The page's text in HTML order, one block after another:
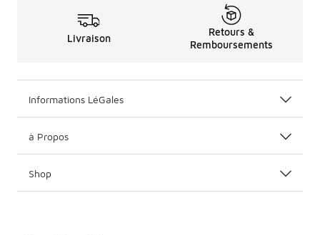
Livraison
Retours &
Remboursements
Informations LéGales
à Propos
Shop